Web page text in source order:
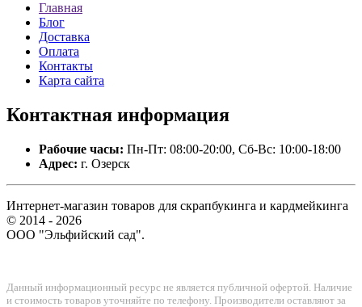
Главная
Блог
Доставка
Оплата
Контакты
Карта сайта
Контактная информация
Рабочие часы: Пн-Пт: 08:00-20:00, Сб-Вс: 10:00-18:00
Адрес: г. Озерск
Интернет-магазин товаров для скрапбукинга и кардмейкинга
© 2014 - 2026
ООО "Эльфийский сад".
Данный информационный ресурс не является публичной офертой. Наличие
и стоимость товаров уточняйте по телефону. Производители оставляют за